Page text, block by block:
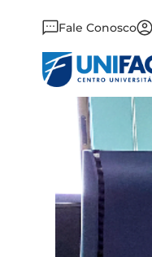
Fale Conosco